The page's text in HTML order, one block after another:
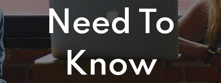
Need To
Know